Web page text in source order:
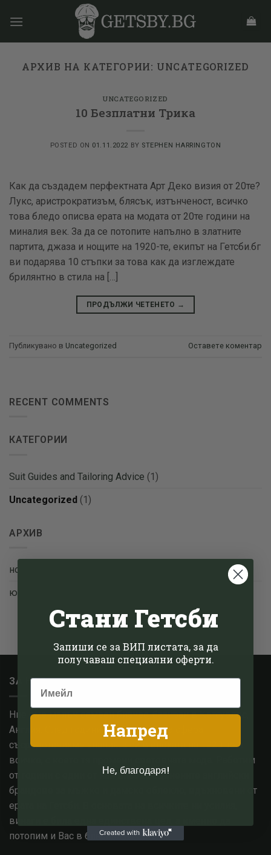
АРХИВ НА КАТЕГОРИИ: UNCATEGORIZED
UNCATEGORIZED
10 Безплатни Трика
POSTED ON 01.11.2022 BY STEPHEN HARRINGTON
Как да създадем перфектната Арт Деко визия от 20те?
Лукс, аристрократизъм, блясък, изтънченост, всичко
това бледо описва ерата на модата от 20те години на
миналия век. За да се потопите напълно в златните
партита, джаза и нощите на 1920-те, екипът на Гетсби.бг
ви подарява 10 стъпки за това как да изглеждате
брилянтно в стила на […]
ПРОДЪЛЖИ ЧЕТЕНЕТО →
Публикувано в Uncategorized Оставете коментар
RECENT COMMENTS
КАТЕГОРИИ
Suit Guides and Tailoring Advice (1)
Uncategorized (1)
АРХИВ
ноември 2022
юни 2022
ЗА НАС
Ние сме малък семеен бизнес, базиран в Котсуолдс,
Англия. След години опит в модната сфера,
съсредоточихме знанията си в епохата на 1920-те и
всичко, с което тя промени световната мода. Работим
от години с едни от най високо оценените английски
брандове за мъжко и дамско облекло, вдъхновени от
ерата на Гетсби. В основата на всичките ни усилия,
винаги е била една единствена цел, а именно да
потопим и Вас в блясъка на 20те.
Стани Гетсби
Запиши се за ВИП листата, за да
получаваш специални оферти.
Напред
Не, благодаря!